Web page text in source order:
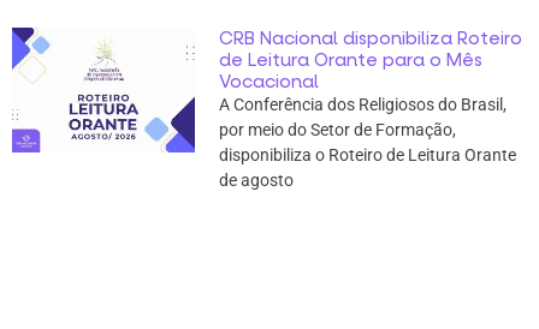
CRB Nacional disponibiliza Roteiro
de Leitura Orante para o Mês
Vocacional
A Conferência dos Religiosos do Brasil,
por meio do Setor de Formação,
disponibiliza o Roteiro de Leitura Orante
de agosto